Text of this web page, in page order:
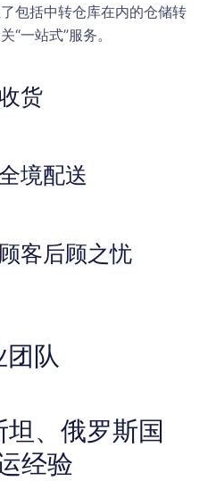
包括中转仓库在内的仓储转
“一站式”服务。
货
境配送
客后顾之忧
团队
、俄罗斯国
经验